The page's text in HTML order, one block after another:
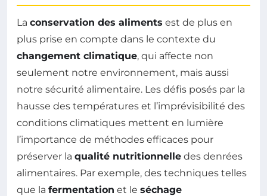
La conservation des aliments est de plus en
plus prise en compte dans le contexte du
changement climatique, qui affecte non
seulement notre environnement, mais aussi
notre sécurité alimentaire. Les défis posés par la
hausse des températures et l’imprévisibilité des
conditions climatiques mettent en lumière
l’importance de méthodes efficaces pour
préserver la qualité nutritionnelle des denrées
alimentaires. Par exemple, des techniques telles
que la fermentation et le séchage